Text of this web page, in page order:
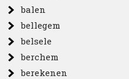
balen
bellegem
belsele
berchem
berekenen